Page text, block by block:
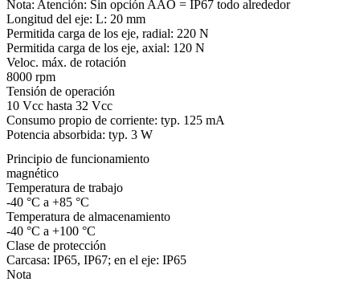
Nota: Atención: Sin opción AAO = IP67 todo alrededor
Longitud del eje: L: 20 mm
Permitida carga de los eje, radial: 220 N
Permitida carga de los eje, axial: 120 N
Veloc. máx. de rotación
8000 rpm
Tensión de operación
10 Vcc hasta 32 Vcc
Consumo propio de corriente: typ. 125 mA
Potencia absorbida: typ. 3 W
Principio de funcionamiento
magnético
Temperatura de trabajo
-40 °C a +85 °C
Temperatura de almacenamiento
-40 °C a +100 °C
Clase de protección
Carcasa: IP65, IP67; en el eje: IP65
Nota